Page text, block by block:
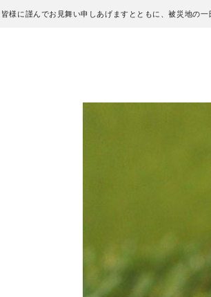
様に謹んでお見舞い申しあげますとともに、被災地の一